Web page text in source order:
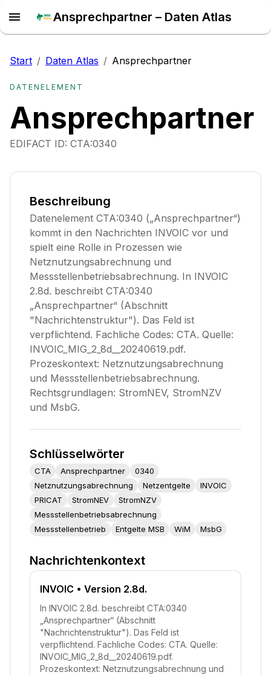
Ansprechpartner – Daten Atlas
Start / Daten Atlas / Ansprechpartner
DATENELEMENT
Ansprechpartner
EDIFACT ID: CTA:0340
Beschreibung
Datenelement CTA:0340 („Ansprechpartner“)
kommt in den Nachrichten INVOIC vor und
spielt eine Rolle in Prozessen wie
Netznutzungsabrechnung und
Messstellenbetriebsabrechnung. In INVOIC
2.8d. beschreibt CTA:0340
„Ansprechpartner“ (Abschnitt
"Nachrichtenstruktur"). Das Feld ist
verpflichtend. Fachliche Codes: CTA. Quelle:
INVOIC_MIG_2_8d__20240619.pdf.
Prozeskontext: Netznutzungsabrechnung
und Messstellenbetriebsabrechnung.
Rechtsgrundlagen: StromNEV, StromNZV
und MsbG.
Schlüsselwörter
CTA Ansprechpartner
0340
Netznutzungsabrechnung
Netzentgelte
INVOIC
PRICAT
StromNEV
StromNZV
Messstellenbetriebsabrechnung
Messstellenbetrieb
Entgelte MSB WiM MsbG
Nachrichtenkontext
INVOIC • Version 2.8d.
In INVOIC 2.8d. beschreibt CTA:0340
„Ansprechpartner“ (Abschnitt
"Nachrichtenstruktur"). Das Feld ist
verpflichtend. Fachliche Codes: CTA. Quelle:
INVOIC_MIG_2_8d__20240619.pdf.
Prozeskontext: Netznutzungsabrechnung und